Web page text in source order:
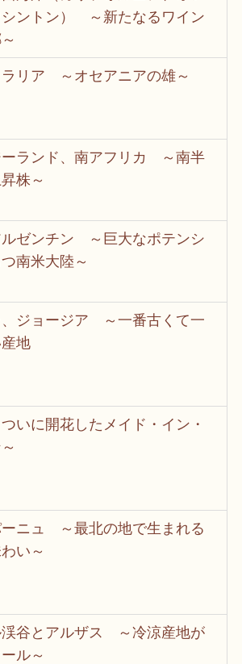
シントン） ～新たなるワイン
ラリア ～オセアニアの雄～
ーランド、南アフリカ ～南半
株～
ルゼンチン ～巨大なポテンシ
南米大陸～
、ジョージア ～一番古くて一
地
いに開花したメイド・イン・
ーニュ ～最北の地で生まれる
い～
渓谷とアルザス ～冷涼産地が
ル～